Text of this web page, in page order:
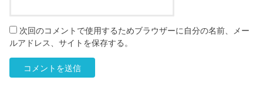
次回のコメントで使用するためブラウザーに自分の名前、メー
ルアドレス、サイトを保存する。